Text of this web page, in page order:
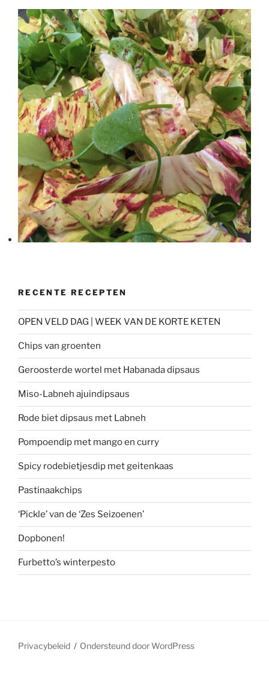
RECENTE RECEPTEN
OPEN VELD DAG | WEEK VAN DE KORTE KETEN
Chips van groenten
Geroosterde wortel met Habanada dipsaus
Miso-Labneh ajuindipsaus
Rode biet dipsaus met Labneh
Pompoendip met mango en curry
Spicy rodebietjesdip met geitenkaas
Pastinaakchips
‘Pickle’ van de ‘Zes Seizoenen’
Dopbonen!
Furbetto’s winterpesto
Privacybeleid Ondersteund door WordPress